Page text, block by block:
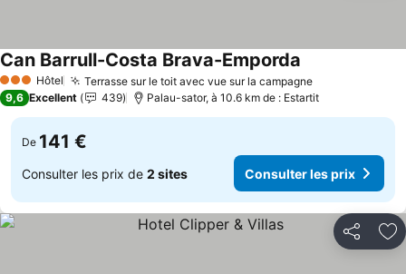
3 ÉtoilesHôtel Terrasse sur le toit avec vue sur la campagneConsulter
Can Barrull-Costa Brava-Emporda
9,6 Excellent 439 Palau-sator, à 10.6 km de : Estartit
De 141 €
Consulter les prix de 2 sites Consulter les prix
Partager